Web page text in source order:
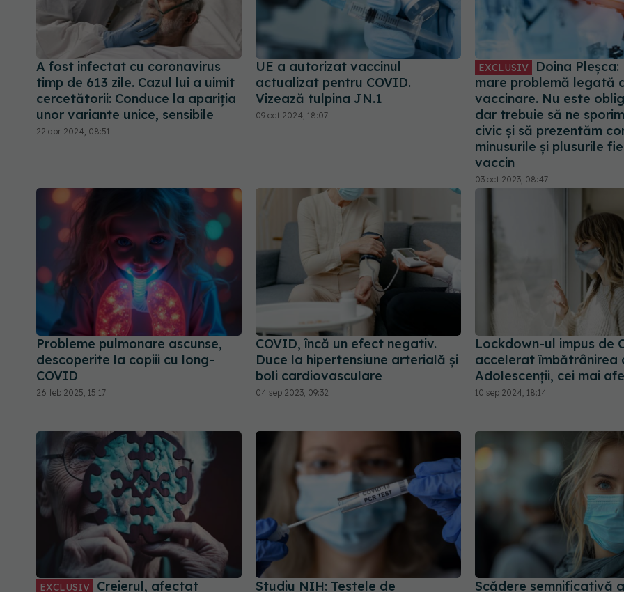
A fost infectat cu coronavirus
timp de 613 zile. Cazul lui a uimit
cercetătorii: Conduce la apariția
unor variante unice, sensibile
22 apr 2024, 08:51
UE a autorizat vaccinul
actualizat pentru COVID.
Vizează tulpina JN.1
09 oct 2024, 18:07
EXCLUSIV
Doina
mare problemă legată
vaccinare. Nu este
dar trebuie să ne
civic și să prezentăm
minusurile și plusurile
vaccin
03 oct 2023, 08:47
Probleme pulmonare ascunse,
descoperite la copiii cu long-
COVID
26 feb 2025, 15:17
COVID, încă un efect negativ.
Duce la hipertensiune arterială și
boli cardiovasculare
04 sep 2023, 09:32
Lockdown-ul impus de
accelerat îmbătrânirea
Adolescenții, cei mai
10 sep 2024, 18:14
EXCLUSIV Creierul, afectat Studiu NIH: Testele de Scădere semnificativă a